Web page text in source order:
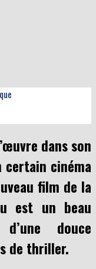
dans son
certain cinéma
film de la
est un beau
douce
de thriller.